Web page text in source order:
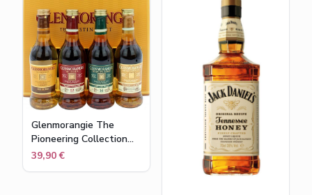
Glenmorangie The
Pioneering Collection
Miniaturenset (4x10cl)
39,90 €